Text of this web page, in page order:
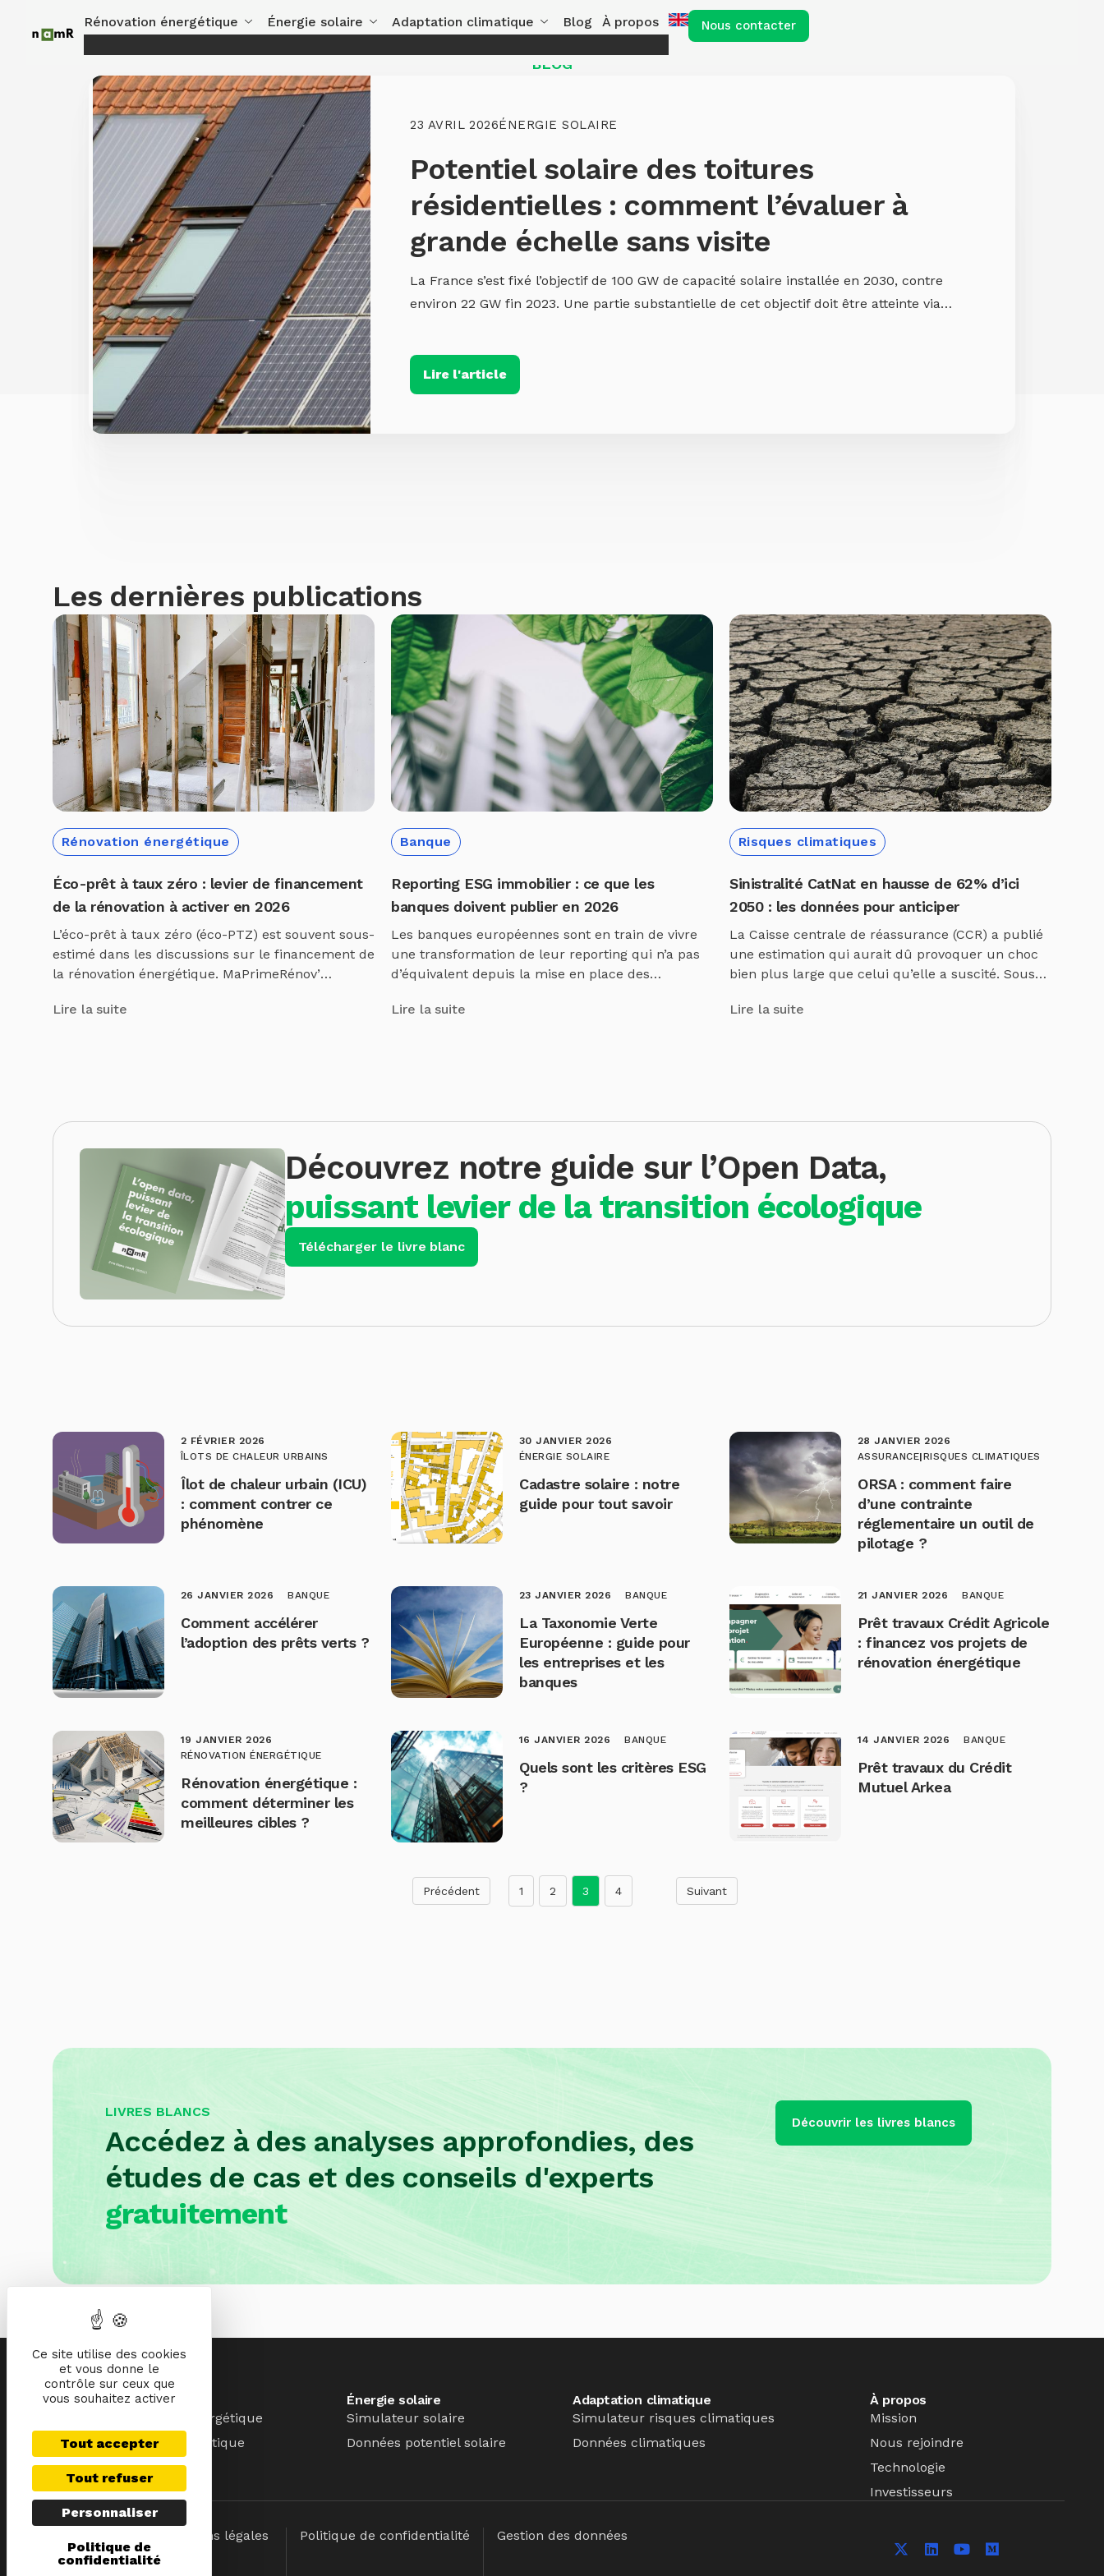
Rénovation énergétique Énergie solaire Adaptation climatique Blog À propos Nous contacter
BLOG
23 AVRIL 2026ÉNERGIE SOLAIRE
Potentiel solaire des toitures
résidentielles : comment l’évaluer à
grande échelle sans visite
La France s’est fixé l’objectif de 100 GW de capacité solaire installée en 2030, contre
environ 22 GW fin 2023. Une partie substantielle de cet objectif doit être atteinte via…
Lire l'article
Les dernières publications
Rénovation énergétique
Éco-prêt à taux zéro : levier de financement
de la rénovation à activer en 2026
L’éco-prêt à taux zéro (éco-PTZ) est souvent sous-
estimé dans les discussions sur le financement de
la rénovation énergétique. MaPrimeRénov’
font l’objet de campagnes de communication
Lire la suite
Banque
Reporting ESG immobilier : ce que les
banques doivent publier en 2026
Les banques européennes sont en train de vivre
une transformation de leur reporting qui n’a pas
d’équivalent depuis la mise en place des
années 2000. En quelques années, plusieurs
Lire la suite
Risques climatiques
Sinistralité CatNat en hausse de 62% d’ici
2050 : les données pour anticiper
La Caisse centrale de réassurance (CCR) a publié
une estimation qui aurait dû provoquer un choc
bien plus large que celui qu’elle a suscité. Sous
des enjeux assurés, la sinistralité au titre des
Lire la suite
Découvrez notre guide sur l’Open Data,
puissant levier de la transition écologique
Télécharger le livre blanc
2 FÉVRIER 2026
ÎLOTS DE CHALEUR URBAINS
Îlot de chaleur urbain (ICU)
: comment contrer ce
phénomène
30 JANVIER 2026
ÉNERGIE SOLAIRE
Cadastre solaire : notre
guide pour tout savoir
28 JANVIER 2026
ASSURANCE|RISQUES CLIMATIQUES
ORSA : comment faire
d’une contrainte
réglementaire un outil de
pilotage ?
26 JANVIER 2026 BANQUE
Comment accélérer
l’adoption des prêts verts ?
23 JANVIER 2026 BANQUE
La Taxonomie Verte
Européenne : guide pour
les entreprises et les
banques
21 JANVIER 2026 BANQUE
Prêt travaux Crédit Agricole
: financez vos projets de
rénovation énergétique
19 JANVIER 2026
RÉNOVATION ÉNERGÉTIQUE
Rénovation énergétique :
comment déterminer les
meilleures cibles ?
16 JANVIER 2026 BANQUE
Quels sont les critères ESG
?
14 JANVIER 2026 BANQUE
Prêt travaux du Crédit
Mutuel Arkea
1 2 3 4
LIVRES BLANCS
Accédez à des analyses approfondies, des
études de cas et des conseils d'experts
gratuitement
Découvrir les livres blancs
Rénovation énergétique
Simulateur rénovation énergétique
Données rénovation énergétique
Énergie solaire
Simulateur solaire
Données potentiel solaire
Adaptation climatique
Simulateur risques climatiques
Données climatiques
À propos
Mission
Nous rejoindre
Technologie
Investisseurs
Mentions légales Politique de confidentialité Gestion des données
Ce site utilise des cookies
et vous donne le
contrôle sur ceux que
vous souhaitez activer
Tout accepter
Tout refuser
Personnaliser
Politique de
confidentialité